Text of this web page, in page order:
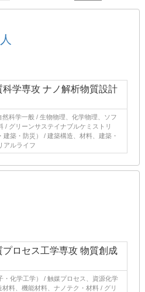
学専攻 ナノ解析物質設計
科学一般 / 生物物理、化学物理、ソフ
/ グリーンサステイナブルケミストリ
築・防災） / 建築構造、材料、建築・
アルライフ
ロセス工学専攻 物質創成
・化学工学） / 触媒プロセス、資源化学
料、機能材料、ナノテク・材料 / グリ